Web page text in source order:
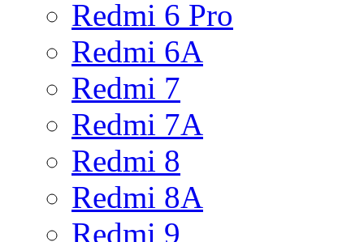
Redmi 6 Pro
Redmi 6A
Redmi 7
Redmi 7A
Redmi 8
Redmi 8A
Redmi 9